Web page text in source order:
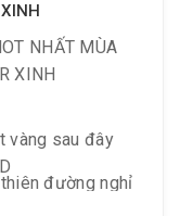
NHẤT MÙA
XINH
đường nghỉ
vàng sau đây